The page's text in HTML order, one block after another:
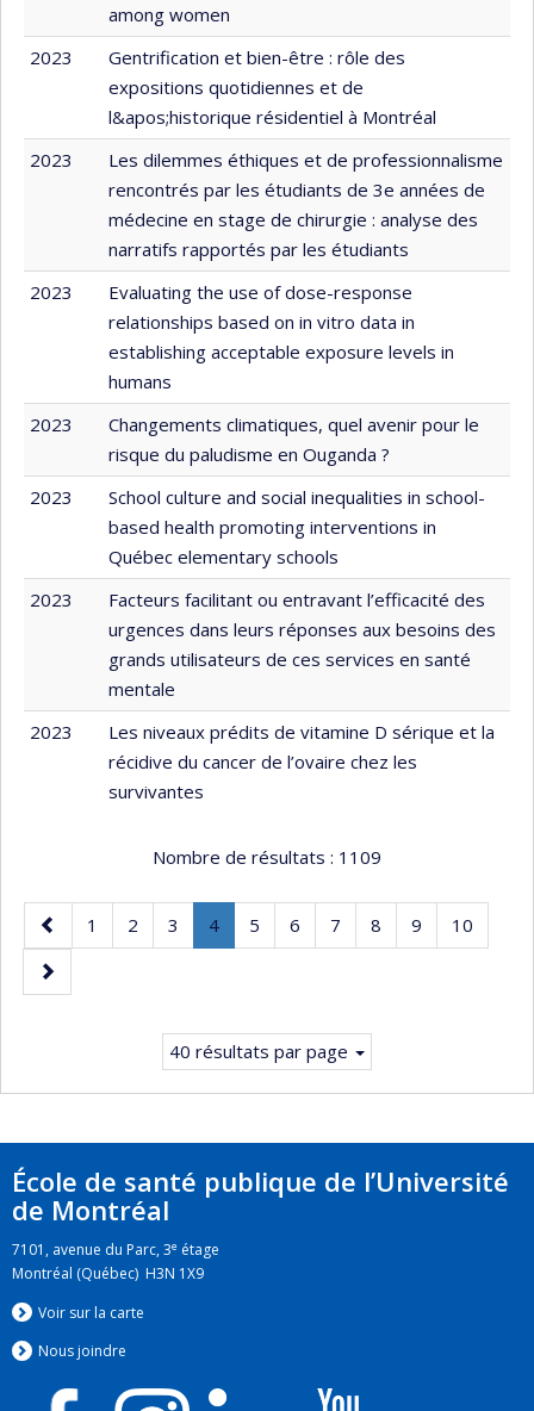
among women
2023
Gentrification et bien-être : rôle des
expositions quotidiennes et de
l&apos;historique résidentiel à Montréal
2023
Les dilemmes éthiques et de professionnalisme
rencontrés par les étudiants de 3e années de
médecine en stage de chirurgie : analyse des
narratifs rapportés par les étudiants
2023
Evaluating the use of dose-response
relationships based on in vitro data in
establishing acceptable exposure levels in
humans
2023
Changements climatiques, quel avenir pour le
risque du paludisme en Ouganda ?
2023
School culture and social inequalities in school-
based health promoting interventions in
Québec elementary schools
2023
Facteurs facilitant ou entravant l’efficacité des
urgences dans leurs réponses aux besoins des
grands utilisateurs de ces services en santé
mentale
2023
Les niveaux prédits de vitamine D sérique et la
récidive du cancer de l’ovaire chez les
survivantes
Nombre de résultats : 1109
Page
précédente
Page
1 Page
2 Page
3 Page
4.
Page
Page
5 Page
6 Page
7 Page
8 Page
9 Page
10
Page
suivante
40 résultats par page
École de santé publique de l’Université
de Montréal
7101, avenue du Parc, 3e étage
Montréal (Québec) H3N 1X9
Voir sur la carte
Nous joindre